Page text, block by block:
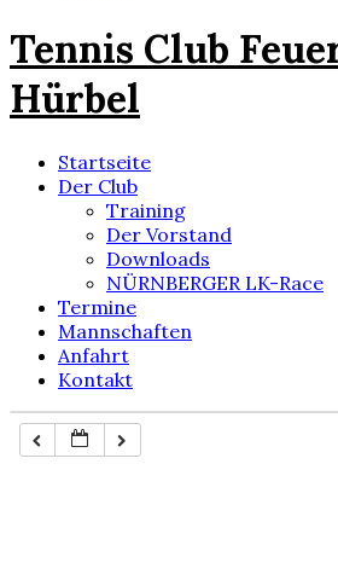
Tennis Club
Hürbel
Startseite
Der Club
Training
Der Vorstand
Downloads
NÜRNBERGER LK-Race
Termine
Mannschaften
Anfahrt
Kontakt